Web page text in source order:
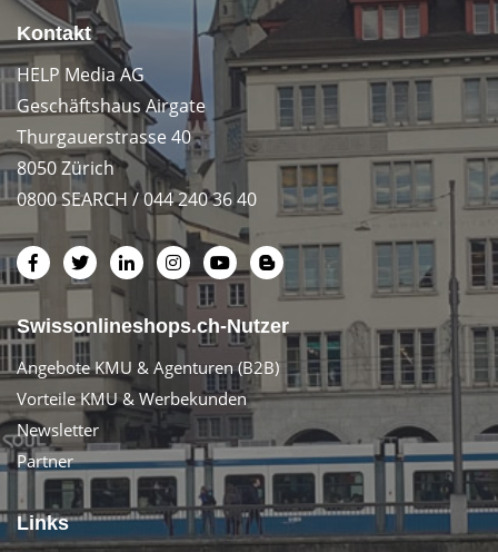
Kontakt
HELP Media AG
Geschäftshaus Airgate
Thurgauerstrasse 40
8050 Zürich
0800 SEARCH / 044 240 36 40
Swissonlineshops.ch-Nutzer
Angebote KMU & Agenturen (B2B)
Vorteile KMU & Werbekunden
Newsletter
Partner
Links